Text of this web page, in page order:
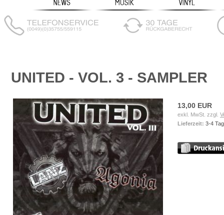
UNITED - VOL. 3 - SAMPLER
13,00 EUR
exkl. MwSt. zzgl.
Lieferzeit: 3-4